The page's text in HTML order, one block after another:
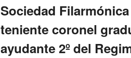
Sociedad
teniente coronel
ayudante 2º del